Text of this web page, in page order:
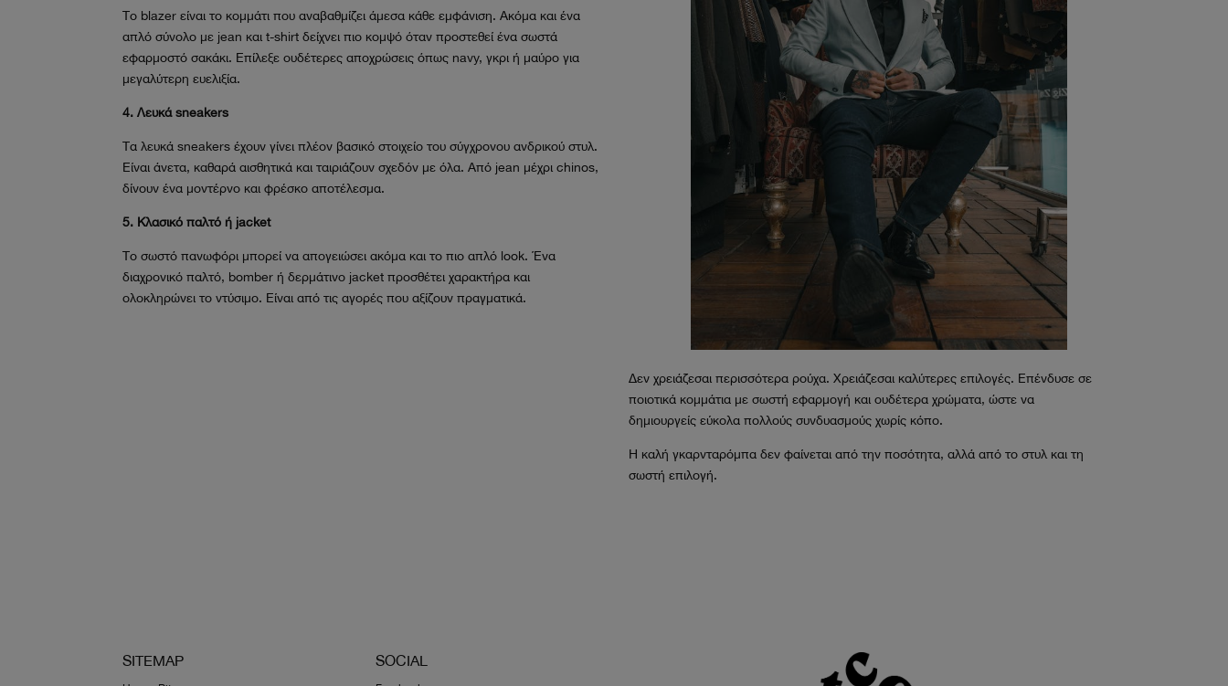
Το blazer είναι το κομμάτι που αναβαθμίζει άμεσα κάθε εμφάνιση. Ακόμα και ένα
απλό σύνολο με jean και t-shirt δείχνει πιο κομψό όταν προστεθεί ένα σωστά
εφαρμοστό σακάκι. Επίλεξε ουδέτερες αποχρώσεις όπως navy, γκρι ή μαύρο για
μεγαλύτερη ευελιξία.
4. Λευκά sneakers
Τα λευκά sneakers έχουν γίνει πλέον βασικό στοιχείο του σύγχρονου ανδρικού στυλ.
Είναι άνετα, καθαρά αισθητικά και ταιριάζουν σχεδόν με όλα. Από jean μέχρι chinos,
δίνουν ένα μοντέρνο και φρέσκο αποτέλεσμα.
5. Κλασικό παλτό ή jacket
Το σωστό πανωφόρι μπορεί να απογειώσει ακόμα και το πιο απλό look. Ένα
διαχρονικό παλτό, bomber ή δερμάτινο jacket προσθέτει χαρακτήρα και
ολοκληρώνει το ντύσιμο. Είναι από τις αγορές που αξίζουν πραγματικά.
Δεν χρειάζεσαι περισσότερα ρούχα. Χρειάζεσαι καλύτερες επιλογές. Επένδυσε σε
ποιοτικά κομμάτια με σωστή εφαρμογή και ουδέτερα χρώματα, ώστε να
δημιουργείς εύκολα πολλούς συνδυασμούς χωρίς κόπο.
Η καλή γκαρνταρόμπα δεν φαίνεται από την ποσότητα, αλλά από το στυλ και τη
σωστή επιλογή.
SITEMAP SOCIAL